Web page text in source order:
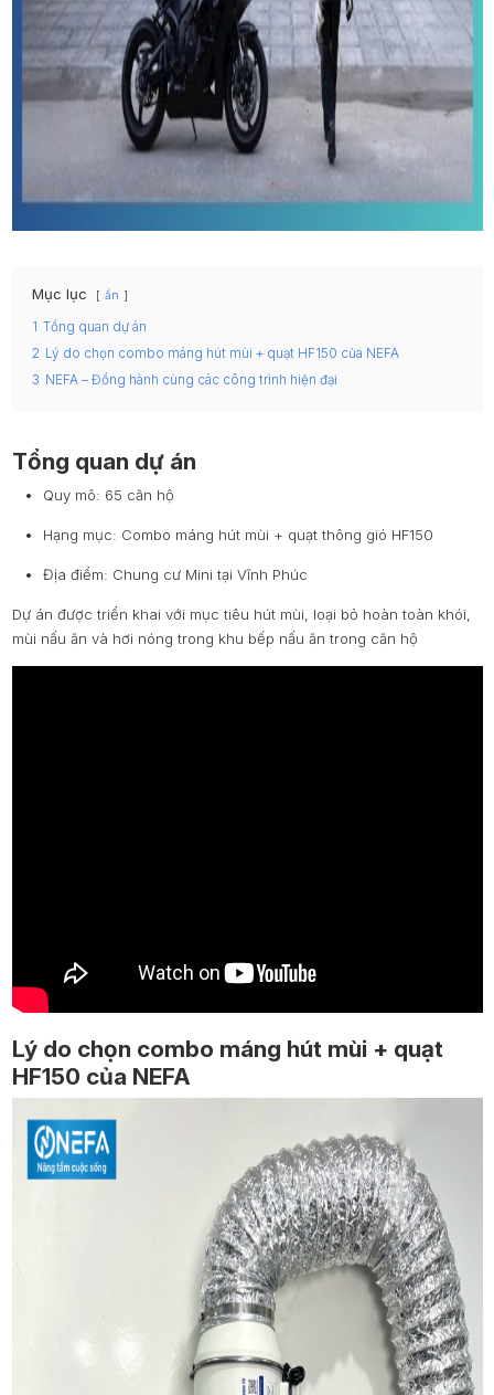
Mục lục ẩn
1 Tổng quan dự án
2 Lý do chọn combo máng hút mùi + quạt HF150 của NEFA
3 NEFA – Đồng hành cùng các công trình hiện đại
Tổng quan dự án
Quy mô: 65 căn hộ
Hạng mục: Combo máng hút mùi + quạt thông gió HF150
Địa điểm: Chung cư Mini tại Vĩnh Phúc
Dự án được triển khai với mục tiêu hút mùi, loại bỏ hoàn toàn khói,
mùi nấu ăn và hơi nóng trong khu bếp nấu ăn trong căn hộ
Lý do chọn combo máng hút mùi + quạt
HF150 của NEFA